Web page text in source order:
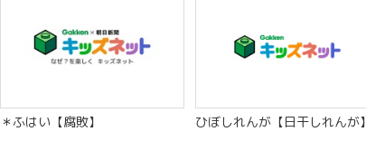
＊ふはい【腐敗】 ひぼしれんが【日干しれんが】